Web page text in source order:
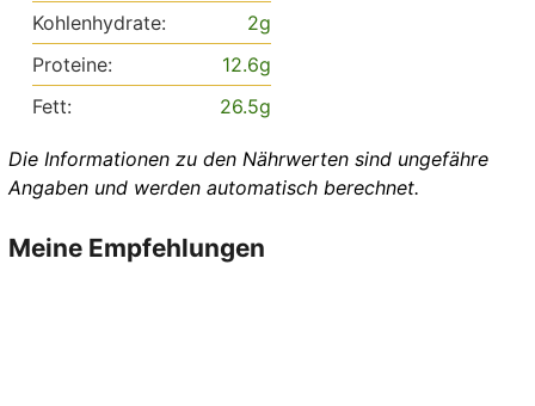
Kohlenhydrate:
2g
Proteine:
12.6g
Fett:
26.5g
Die Informationen zu den Nährwerten sind ungefähre
Angaben und werden automatisch berechnet.
Meine Empfehlungen